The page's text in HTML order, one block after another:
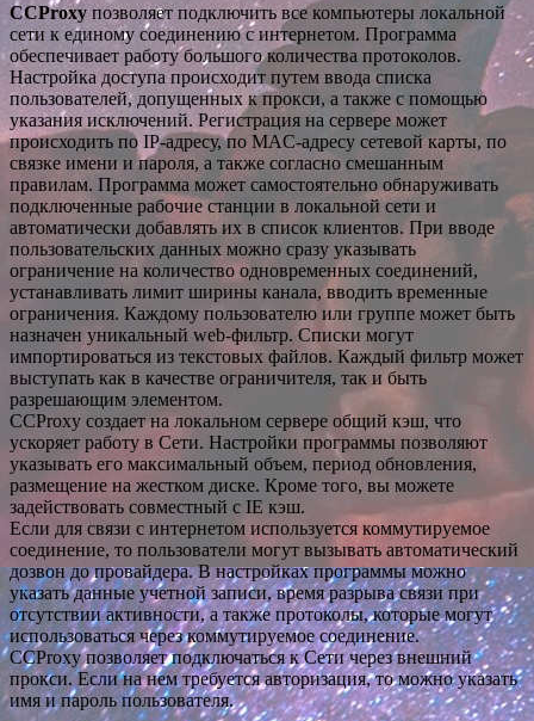
CCProxy позволяет подключить все компьютеры локальной
сети к единому соединению с интернетом. Программа
обеспечивает работу большого количества протоколов.
Настройка доступа происходит путем ввода списка
пользователей, допущенных к прокси, а также с помощью
указания исключений. Регистрация на сервере может
происходить по IP-адресу, по MAC-адресу сетевой карты, по
связке имени и пароля, а также согласно смешанным
правилам. Программа может самостоятельно обнаруживать
подключенные рабочие станции в локальной сети и
автоматически добавлять их в список клиентов. При вводе
пользовательских данных можно сразу указывать
ограничение на количество одновременных соединений,
устанавливать лимит ширины канала, вводить временные
ограничения. Каждому пользователю или группе может быть
назначен уникальный web-фильтр. Списки могут
импортироваться из текстовых файлов. Каждый фильтр может
выступать как в качестве ограничителя, так и быть
разрешающим элементом.
CCProxy создает на локальном сервере общий кэш, что
ускоряет работу в Сети. Настройки программы позволяют
указывать его максимальный объем, период обновления,
размещение на жестком диске. Кроме того, вы можете
задействовать совместный с IE кэш.
Если для связи с интернетом используется коммутируемое
соединение, то пользователи могут вызывать автоматический
дозвон до провайдера. В настройках программы можно
указать данные учетной записи, время разрыва связи при
отсутствии активности, а также протоколы, которые могут
использоваться через коммутируемое соединение.
CCProxy позволяет подключаться к Сети через внешний
прокси. Если на нем требуется авторизация, то можно указать
имя и пароль пользователя.